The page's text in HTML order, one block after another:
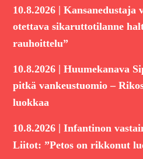
10.8.2026 |Kansanedustaja
otettava sikaruttotilanne
rauhoittelu”
10.8.2026 |Huumekanava
pitkä vankeustuomio –
luokkaa
10.8.2026 |Infantinon
Liitot: ”Petos on rikkonut